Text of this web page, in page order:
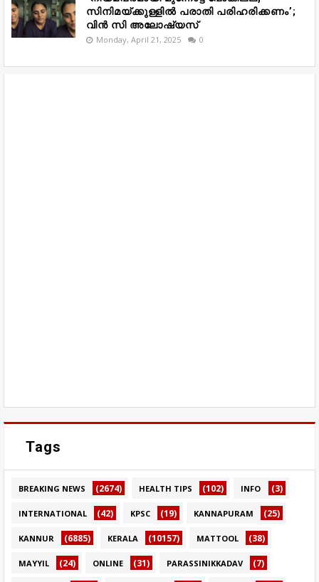
സിനിമയ്ക്കുള്ളിൽ പരാതി പരിഹരിക്കണം’;
വിൻ സി അലോഷ്യസ്
Monday, April 21, 2025 0
Tags
BREAKING NEWS (2674) HEALTH TIPS (102) INFO (3)
INTERNATIONAL (42) KPSC (19) KANNAPURAM (25)
KANNUR (6885) KERALA (10157) MATTOOL (38)
MAYYIL (24) ONLINE (31) PARASSINIKKADAV (7)